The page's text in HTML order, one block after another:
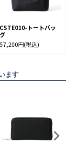
CSTE010-トートバッ
グ
57,200円(税込)
ます